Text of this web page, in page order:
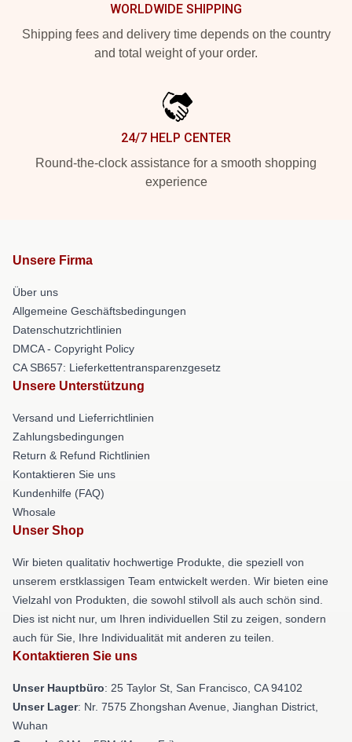
WORLDWIDE SHIPPING
Shipping fees and delivery time depends on the country
and total weight of your order.
24/7 HELP CENTER
Round-the-clock assistance for a smooth shopping
experience
Unsere Firma
Über uns
Allgemeine Geschäftsbedingungen
Datenschutzrichtlinien
DMCA - Copyright Policy
CA SB657: Lieferkettentransparenzgesetz
Unsere Unterstützung
Versand und Lieferrichtlinien
Zahlungsbedingungen
Return & Refund Richtlinien
Kontaktieren Sie uns
Kundenhilfe (FAQ)
Whosale
Unser Shop
Wir bieten qualitativ hochwertige Produkte, die speziell von
unserem erstklassigen Team entwickelt werden. Wir bieten eine
Vielzahl von Produkten, die sowohl stilvoll als auch schön sind.
Dies ist nicht nur, um Ihren individuellen Stil zu zeigen, sondern
auch für Sie, Ihre Individualität mit anderen zu teilen.
Kontaktieren Sie uns
Unser Hauptbüro: 25 Taylor St, San Francisco, CA 94102
Unser Lager: Nr. 7575 Zhongshan Avenue, Jianghan District,
Wuhan